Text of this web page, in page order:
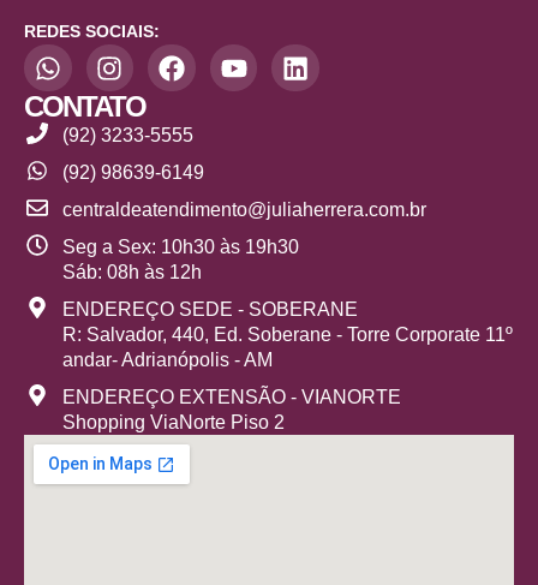
REDES SOCIAIS:
CONTATO
(92) 3233-5555
(92) 98639-6149
centraldeatendimento@juliaherrera.com.br
Seg a Sex: 10h30 às 19h30
Sáb: 08h às 12h
ENDEREÇO SEDE - SOBERANE
R: Salvador, 440, Ed. Soberane - Torre Corporate 11º
andar- Adrianópolis - AM
ENDEREÇO EXTENSÃO - VIANORTE
Shopping ViaNorte Piso 2